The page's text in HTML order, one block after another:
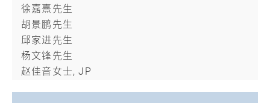
徐嘉熹先生
胡景鹏先生
邱家进先生
杨文锋先生
赵佳音女士, JP